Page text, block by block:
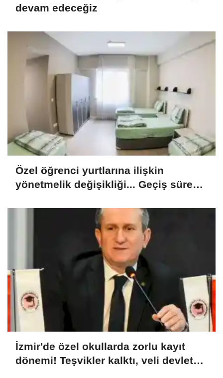
devam edeceğiz
Özel öğrenci yurtlarına ilişkin
yönetmelik değişikliği... Geçiş süresi
İzmir'de özel okullarda zorlu kayıt
dönemi! Teşvikler kalktı, veli devlet